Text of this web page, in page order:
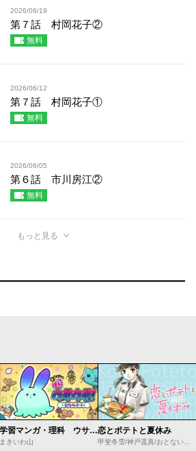
2026/06/19
第７話 村岡花子②
無料
2026/06/12
第７話 村岡花子①
無料
2026/06/05
第６話 市川房江②
無料
もっと見る
学習マンガ・理科 ウサウサ！
まきいわ山
恋とポテトと夏休み